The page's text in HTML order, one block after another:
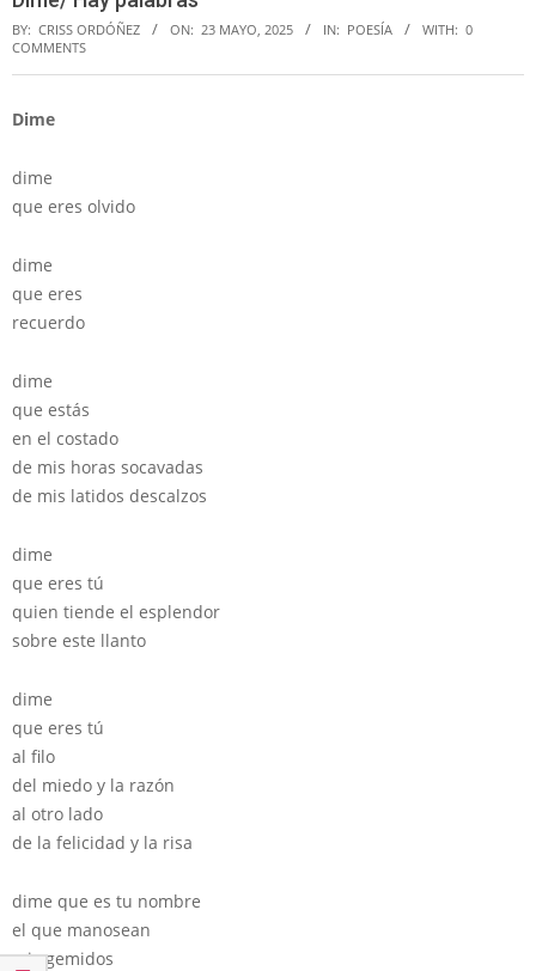
BY: CRISS ORDÓÑEZ ON: 23 MAYO, 2025 IN: POESÍA WITH: 0
COMMENTS
Dime
dime
que eres olvido
dime
que eres
recuerdo
dime
que estás
en el costado
de mis horas socavadas
de mis latidos descalzos
dime
que eres tú
quien tiende el esplendor
sobre este llanto
dime
que eres tú
al filo
del miedo y la razón
al otro lado
de la felicidad y la risa
dime que es tu nombre
el que manosean
mis gemidos